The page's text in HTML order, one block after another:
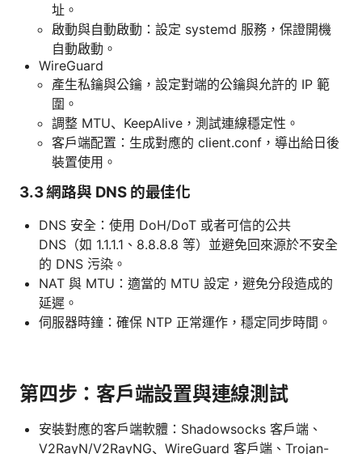
址。
啟動與自動啟動：設定 systemd 服務，保證開機
自動啟動。
WireGuard
產生私鑰與公鑰，設定對端的公鑰與允許的 IP 範
圍。
調整 MTU、KeepAlive，測試連線穩定性。
客戶端配置：生成對應的 client.conf，導出給日後
裝置使用。
3.3 網路與 DNS 的最佳化
DNS 安全：使用 DoH/DoT 或者可信的公共
DNS（如 1.1.1.1、8.8.8.8 等）並避免回來源於不安全
的 DNS 污染。
NAT 與 MTU：適當的 MTU 設定，避免分段造成的
延遲。
伺服器時鐘：確保 NTP 正常運作，穩定同步時間。
第四步：客戶端設置與連線測試
安裝對應的客戶端軟體：Shadowsocks 客戶端、
V2RayN/V2RayNG、WireGuard 客戶端、Trojan-